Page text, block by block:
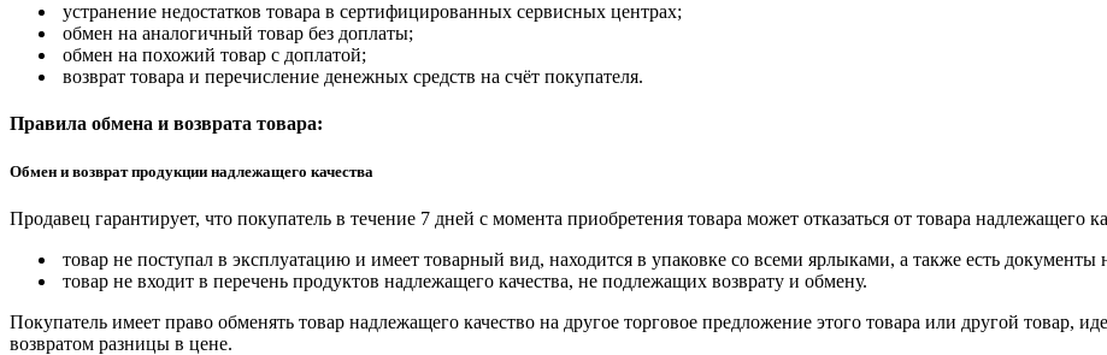
устранение недостатков товара в сертифицированных сервисных центрах;
обмен на аналогичный товар без доплаты;
обмен на похожий товар с доплатой;
возврат товара и перечисление денежных средств на счёт покупателя.
Правила обмена и возврата товара:
Обмен и возврат продукции надлежащего качества
Продавец гарантирует, что покупатель в течение 7 дней с момента приобретения товара может отказаться от товара надлежащего
товар не поступал в эксплуатацию и имеет товарный вид, находится в упаковке со всеми ярлыками, а также есть документы
товар не входит в перечень продуктов надлежащего качества, не подлежащих возврату и обмену.
Покупатель имеет право обменять товар надлежащего качество на другое торговое предложение этого товара или другой товар,
возвратом разницы в цене.